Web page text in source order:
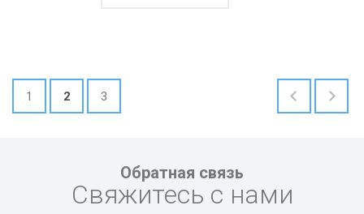
1 2 3
Обратная связь
Свяжитесь с нами